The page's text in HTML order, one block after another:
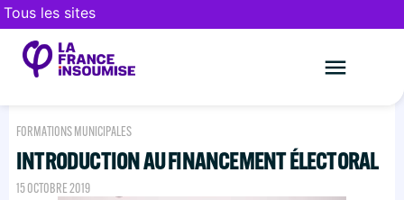
Tous les sites
FORMATIONS MUNICIPALES
INTRODUCTION AU FINANCEMENT ÉLECTORAL
15 OCTOBRE 2019